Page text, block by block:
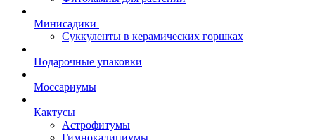
Минисадики
Суккуленты в керамических горшках
Подарочные упаковки
Моссариумы
Кактусы
Астрофитумы
Гимнокалициумы